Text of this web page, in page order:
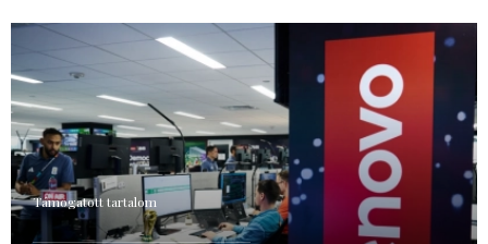
Támogatott tartalom